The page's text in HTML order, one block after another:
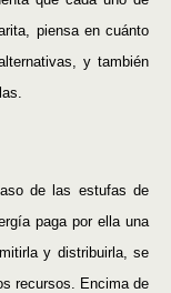
piensa en cuánto
y también
de las estufas de
paga por ella una
y distribuirla, se
recursos. Encima de